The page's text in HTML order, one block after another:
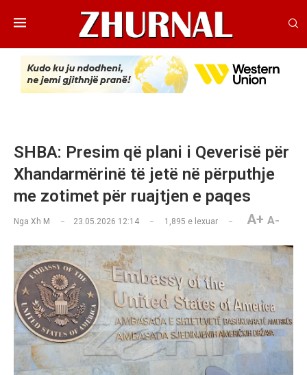
SHBA: Presim që plani i Qeverisë për
Xhandarmërinë të jetë në përputhje
me zotimet për ruajtjen e paqes
Nga Xh M 23.05.2026 12:14 1,895 e lexuar A+ A-